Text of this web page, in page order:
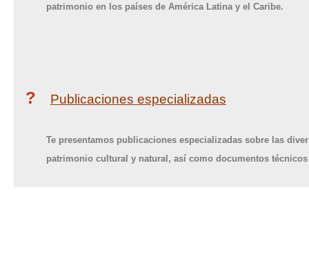
patrimonio en los países de América Latina y el Caribe.
? Publicaciones especializadas
Te presentamos publicaciones especializadas sobre las
patrimonio cultural y natural, así como documentos